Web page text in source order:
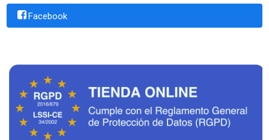
Facebook